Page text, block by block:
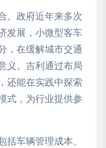
。政府近年来多次
发展，小微型客车
，在缓解城市交通
义。吉利通过布局
还能在实践中探索
式，为行业提供参
车辆管理成本、